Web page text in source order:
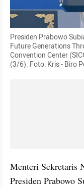
Presiden Prabowo
Future Generations
Convention Center
(3/6). Foto: Kris - Biro
Menteri Sekretaris
Presiden Prabowo